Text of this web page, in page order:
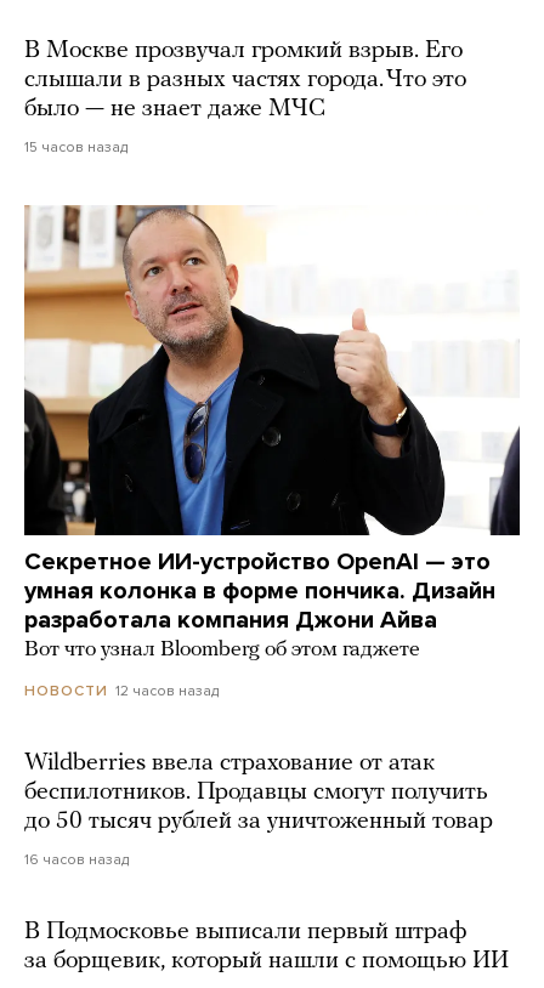
В Москве прозвучал громкий взрыв. Его
слышали в разных частях города. Что это
было — не знает даже МЧС
15 часов назад
Секретное ИИ-устройство OpenAI — это
умная колонка в форме пончика. Дизайн
разработала компания Джони Айва
Вот что узнал Bloomberg об этом гаджете
НОВОСТИ 12 часов назад
Wildberries ввела страхование от атак
беспилотников. Продавцы смогут получить
до 50 тысяч рублей за уничтоженный товар
16 часов назад
В Подмосковье выписали первый штраф
за борщевик, который нашли с помощью ИИ